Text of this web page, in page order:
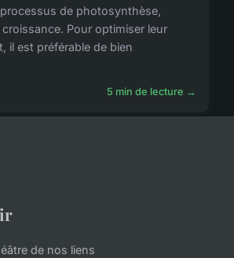
de photosynthèse,
Pour optimiser leur
il est préférable de bien
5 min de lecture →
de nos liens